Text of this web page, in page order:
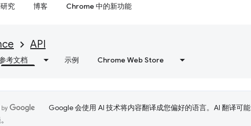
究 博客 Chrome 中的新功能
API
考文档 示例 Chrome Web Store
Google 会使用 AI 技术将内容翻译成您偏好的语言。AI 翻译可能